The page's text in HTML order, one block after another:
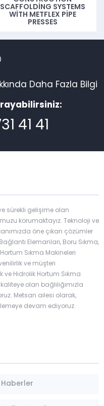
SCAFFOLDING SYSTEMS
WITH METFLEX PIPE
PRESSES
Daha Fazla Bilgi
41 41
sürekli gelişime olan
korumaktayız. Teknoloji ve
öne çıkan çözümler
Elemanları, Boru Sıkma,
Sıkma Makineleri
ve müşteri
ve Hidrolik Hortum Sıkma
olan bağlılığımızla
Metsan ailesi olarak,
devam ediyoruz.
Haberler